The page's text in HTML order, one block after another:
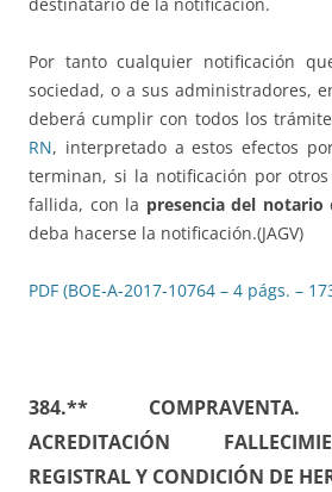
destinatario de la notificación.
Por tanto cualquier notificación
sociedad, o a sus administradores,
deberá cumplir con todos los
RN, interpretado a estos efectos
terminan, si la notificación por
fallida, con la presencia del notario
deba hacerse la notificación.(JAGV)
PDF (BOE-A-2017-10764 – 4 págs. –
384.**
ACREDITACIÓN
REGISTRAL Y CONDICIÓN DE